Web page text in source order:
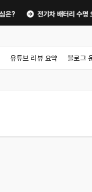
전기차 배터리 수명 오래 쓰는
유튜브 리뷰 요약 블로그